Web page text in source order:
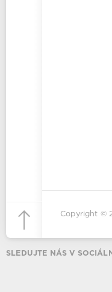
Copyright ©
SLEDUJTE NÁS V